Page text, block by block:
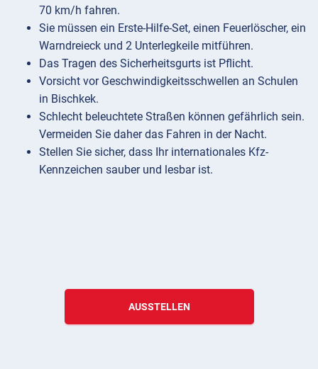
70 km/h fahren.
Sie müssen ein Erste-Hilfe-Set, einen Feuerlöscher, ein
Warndreieck und 2 Unterlegkeile mitführen.
Das Tragen des Sicherheitsgurts ist Pflicht.
Vorsicht vor Geschwindigkeitsschwellen an Schulen
in Bischkek.
Schlecht beleuchtete Straßen können gefährlich sein.
Vermeiden Sie daher das Fahren in der Nacht.
Stellen Sie sicher, dass Ihr internationales Kfz-
Kennzeichen sauber und lesbar ist.
AUSSTELLEN